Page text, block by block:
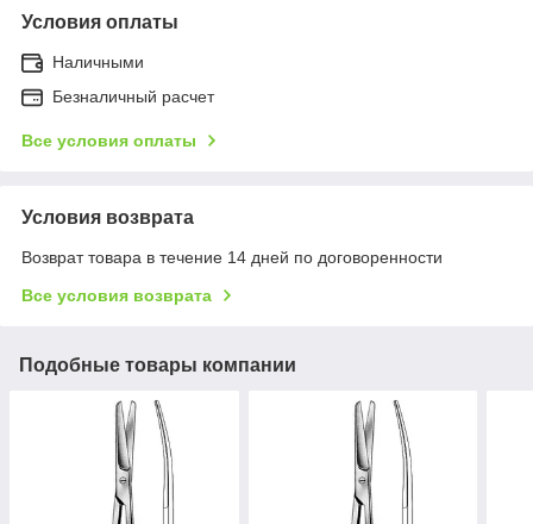
Условия оплаты
Наличными
Безналичный расчет
Все условия оплаты
Условия возврата
Возврат товара в течение 14 дней по договоренности
Все условия возврата
Подобные товары компании